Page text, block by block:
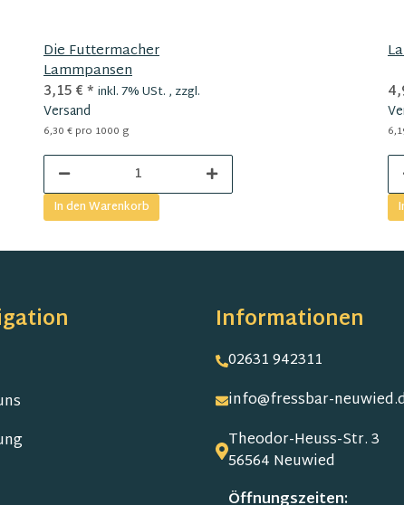
Die Futtermacher
Lammpansen
3,15 €* inkl. 7% USt. , zzgl.
Versand
6,30 € pro 1000 g
In den Warenkorb
Informationen
02631 942311
info@fressbar-
Theodor-Heuss-Str. 3
56564 Neuwied
Öffnungszeiten: